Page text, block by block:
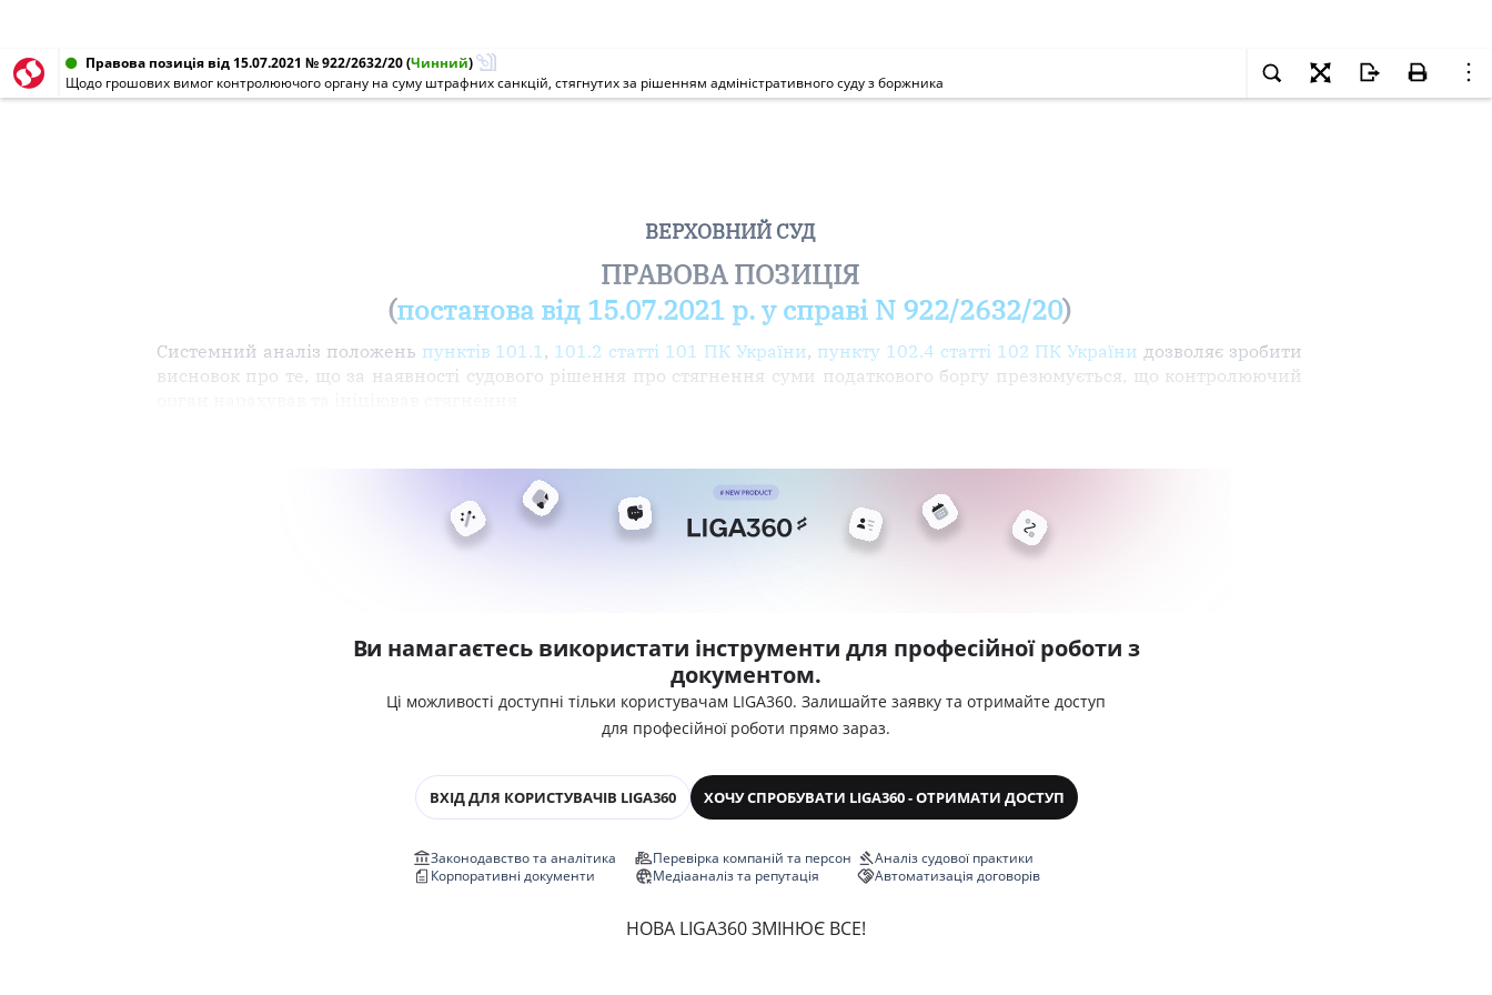
Правова позиція від 15.07.2021 № 922/2632/20(Чинний)
Щодо грошових вимог контролюючого органу на суму штрафних санкцій, стягнутих за рішенням адміністративного суду з боржника
ВЕРХОВНИЙ СУД
ПРАВОВА ПОЗИЦІЯ
(постанова від 15.07.2021 р. у справі N 922/2632/20)
Системний аналіз положень пунктів 101.1 , 101.2 статті 101 ПК України, пункту 102.4 статті 102 ПК України дозволяє зробити
висновок про те, що за наявності судового рішення про стягнення суми податкового боргу презюмується, що контролюючий
Ви намагаєтесь використати інструменти для професійної роботи з
документом.
Ці можливості доступні тільки користувачам LIGA360. Залишайте заявку та отримайте доступ
для професійної роботи прямо зараз.
ВХІД ДЛЯ КОРИСТУВАЧІВ LIGA360 ХОЧУ СПРОБУВАТИ LIGA360 - ОТРИМАТИ ДОСТУП
Законодавство та аналітика
Корпоративні документи
Перевірка компаній та персон
Медіааналіз та репутація
Аналіз судової практики
Автоматизація договорів
НОВА LIGA360 ЗМІНЮЄ ВСЕ!